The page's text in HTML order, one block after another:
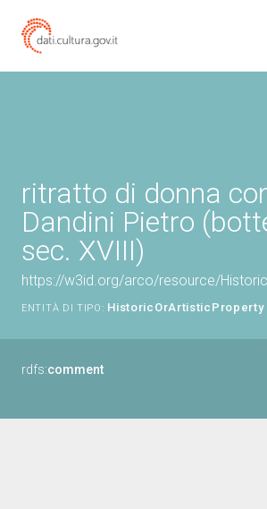
ritratto di donna
Dandini Pietro
sec. XVIII)
https://w3id.org/arco/resource/
ENTITÀ DI TIPO: HistoricOrArtisticProperty
rdfs:comment